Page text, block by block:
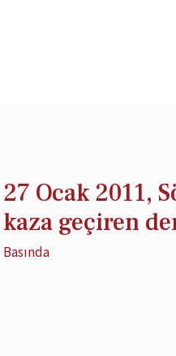
27 Ocak 2011,
kaza geçiren
Basında